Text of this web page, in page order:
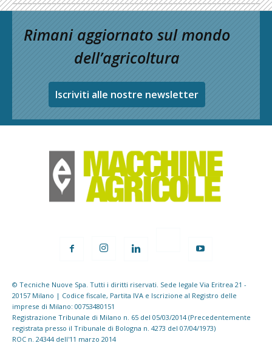
Rimani aggiornato sul mondo
dell’agricoltura
Iscriviti alle nostre newsletter
© Tecniche Nuove Spa. Tutti i diritti riservati. Sede legale Via Eritrea 21 -
20157 Milano | Codice fiscale, Partita IVA e Iscrizione al Registro delle
imprese di Milano: 00753480151
Registrazione Tribunale di Milano n. 65 del 05/03/2014 (Precedentemente
registrata presso il Tribunale di Bologna n. 4273 del 07/04/1973)
ROC n. 24344 dell'11 marzo 2014